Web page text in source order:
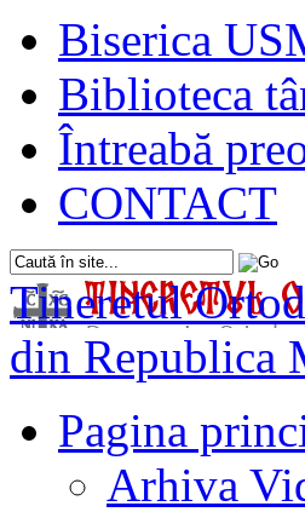
Biserica
Biblioteca
Întreabă
CONTACT
Tineretul
din Republica
Pagina
Arhiva